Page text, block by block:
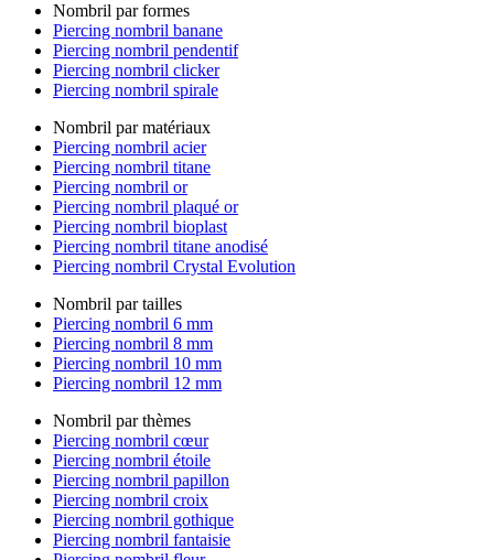
Nombril par formes
Piercing nombril banane
Piercing nombril pendentif
Piercing nombril clicker
Piercing nombril spirale
Nombril par matériaux
Piercing nombril acier
Piercing nombril titane
Piercing nombril or
Piercing nombril plaqué or
Piercing nombril bioplast
Piercing nombril titane anodisé
Piercing nombril Crystal Evolution
Nombril par tailles
Piercing nombril 6 mm
Piercing nombril 8 mm
Piercing nombril 10 mm
Piercing nombril 12 mm
Nombril par thèmes
Piercing nombril cœur
Piercing nombril étoile
Piercing nombril papillon
Piercing nombril croix
Piercing nombril gothique
Piercing nombril fantaisie